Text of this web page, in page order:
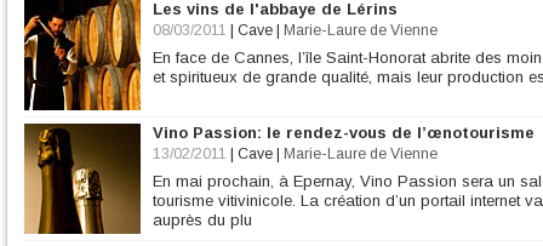
Les vins de l'abbaye de Lérins
08/03/2011 Cave Marie-Laure de Vienne
En face de Cannes, l’île Saint-Honorat abrite des
et spiritueux de grande qualité, mais leur production
Vino Passion: le rendez-vous de l’œnotourisme
13/02/2011 Cave Marie-Laure de Vienne
En mai prochain, à Epernay, Vino Passion sera un
tourisme vitivinicole. La création d’un portail internet
auprès du plu